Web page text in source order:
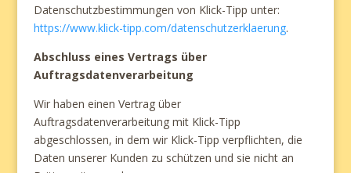
Datenschutzbestimmungen von Klick-Tipp unter:
https://www.klick-tipp.com/datenschutzerklaerung.
Abschluss eines Vertrags über
Auftragsdatenverarbeitung
Wir haben einen Vertrag über
Auftragsdatenverarbeitung mit Klick-Tipp
abgeschlossen, in dem wir Klick-Tipp verpflichten, die
Daten unserer Kunden zu schützen und sie nicht an